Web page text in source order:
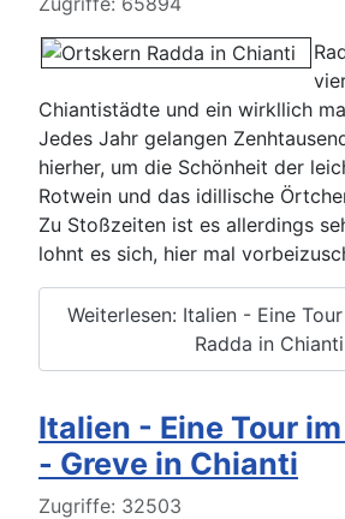
Chiantistädte und ein wirkllich
Jedes Jahr gelangen
hierher, um die Schönheit der
Rotwein und das idillische
Zu Stoßzeiten ist es allerdings
lohnt es sich, hier mal
Weiterlesen: Italien - Eine
Radda in Chianti
Italien - Eine Tour
- Greve in Chianti
Details
Zugriffe: 32503